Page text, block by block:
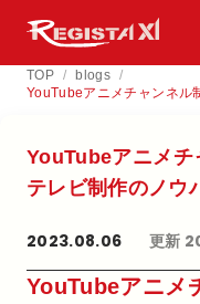
TOP / blogs /
YouTubeアニメチャンネル
YouTubeアニメチ
テレビ制作の​ノウ
2023.08.06 更新
YouTubeアニメ